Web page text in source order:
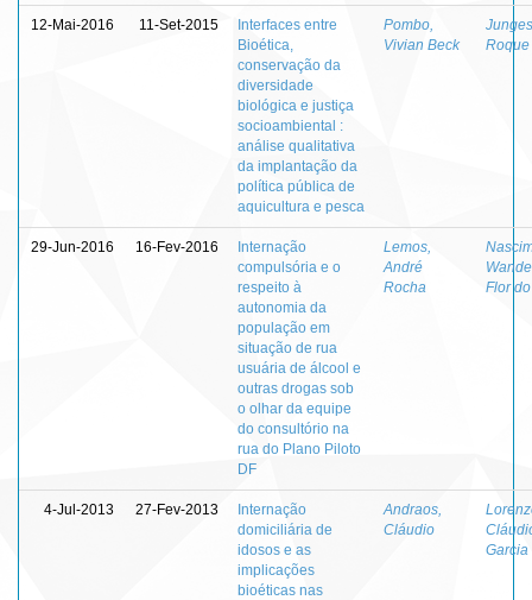
12-Mai-2016 11-Set-2015
Interfaces entre
Bioética,
conservação da
diversidade
biológica e justiça
socioambiental :
análise qualitativa
da implantação da
política pública de
aquicultura e pesca
Pombo,
Vivian Beck
Roque
29-Jun-2016 16-Fev-2016
Internação
compulsória e o
respeito à
autonomia da
população em
situação de rua
usuária de álcool e
outras drogas sob
o olhar da equipe
do consultório na
rua do Plano Piloto
DF
Lemos,
André
Rocha
Flor do
4-Jul-2013 27-Fev-2013
Internação
domiciliária de
idosos e as
implicações
bioéticas nas
Andraos,
Cláudio
Garcia